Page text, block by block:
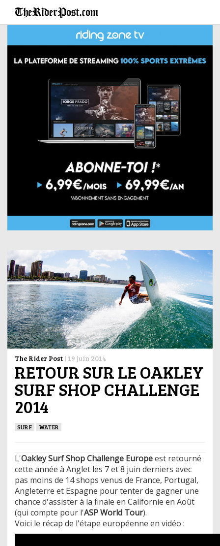
The Rider Post | 19 juin 2014
RETOUR SUR LE OAKLEY
SURF SHOP CHALLENGE
2014
SURF WATER
L'Oakley Surf Shop Challenge Europeest retourné
cette année à Anglet les 7 et 8 juin derniers avec
pas moins de 14 shops venus de France, Portugal,
Angleterre et Espagne pour tenter de gagner une
chance d'assister à la finale en Californie en Août
(qui compte pour l'ASP World Tour).
​Voici le récap de l'étape européenne en vidéo :